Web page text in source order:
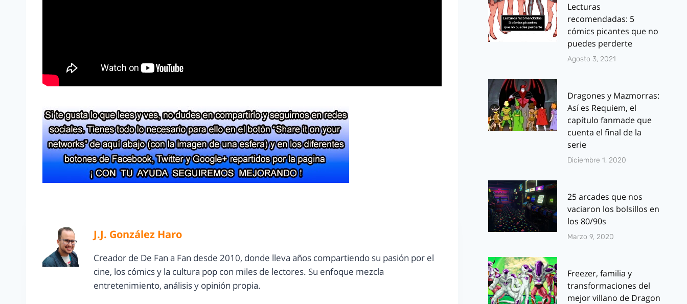
J.J. González Haro
Creador de De Fan a Fan desde 2010, donde lleva años compartiendo su pasión por el
cine, los cómics y la cultura pop con miles de lectores. Su enfoque mezcla
entretenimiento, análisis y opinión propia.
Lecturas
recomendadas: 5
cómics picantes que no
puedes perderte
Agosto 3, 2021
Dragones y Mazmorras:
Así es Requiem, el
capítulo fanmade que
cuenta el final de la
serie
Diciembre 1, 2020
25 arcades que nos
vaciaron los bolsillos en
los 80/90s
Marzo 9, 2020
Freezer, familia y
transformaciones del
mejor villano de Dragon